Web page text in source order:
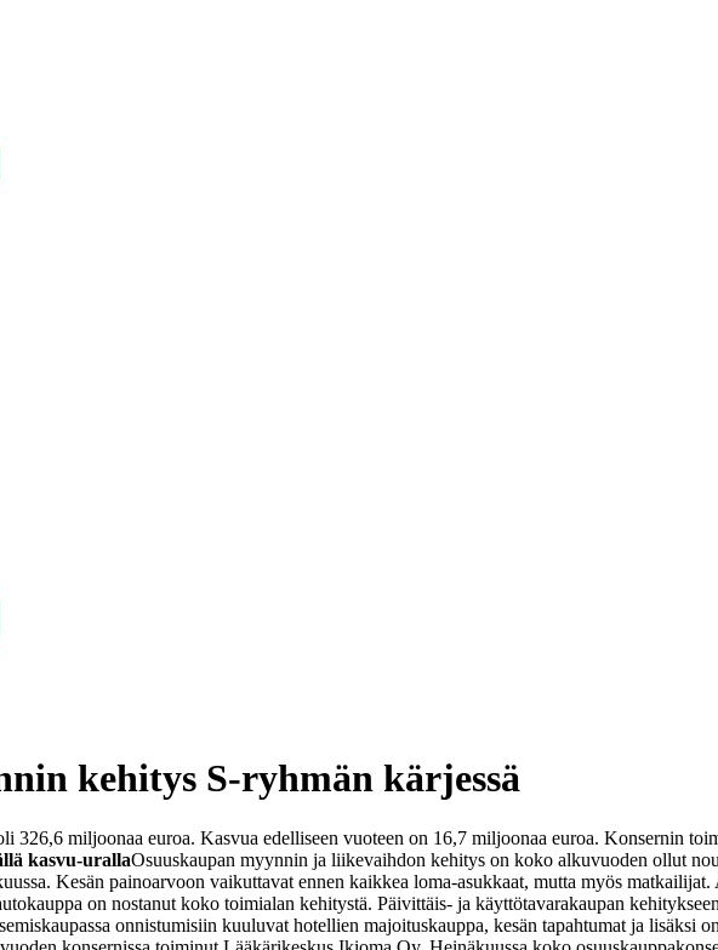
kehitys S-ryhmän kärjessä
326,6 miljoonaa euroa. Kasvua edelliseen vuoteen on 16,7 miljoonaa euroa. Konsernin
kasvu-urallaOsuuskaupan myynnin ja liikevaihdon kehitys on koko alkuvuoden ollut
Kesän painoarvoon vaikuttavat ennen kaikkea loma-asukkaat, mutta myös
on nostanut koko toimialan kehitystä. Päivittäis- ja käyttötavarakaupan
onnistumisiin kuuluvat hotellien majoituskauppa, kesän tapahtumat ja lisäksi